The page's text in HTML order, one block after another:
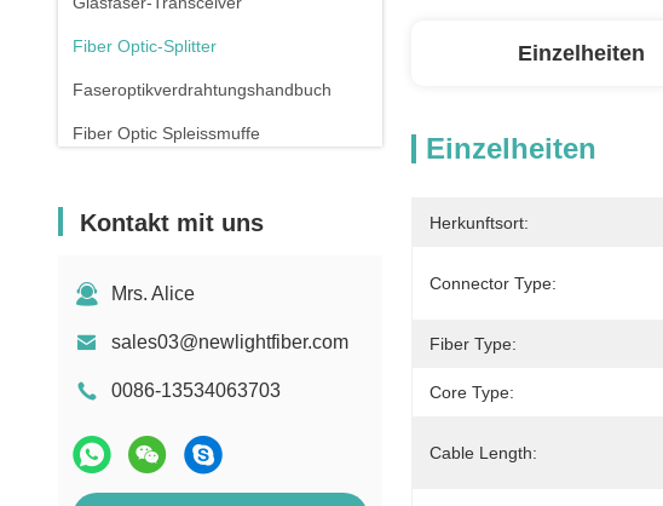
Fiber Optic-Splitter
Faseroptikverdrahtungshandbuch
Fiber Optic Spleissmuffe
Rj45 Patch Panel
Drohnen mit Glasfaser
Schalter und Steckdose
Kontakt mit uns
Mrs. Alice
sales03@newlightfiber.com
0086-13534063703
Einzelheiten
Einzelheiten
Herkunftsort:
Connector Type:
Fiber Type:
Core Type:
Cable Length: